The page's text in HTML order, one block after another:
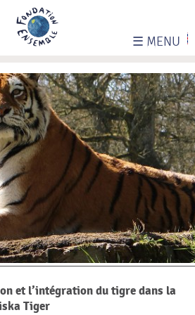
☰ MENU
et l’intégration du tigre dans la
Tiger